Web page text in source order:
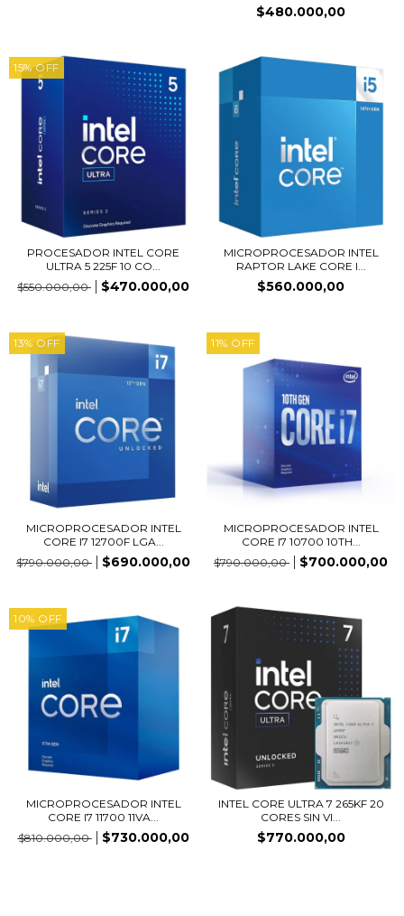
$480.000,00
15%OFF
PROCESADOR INTEL CORE
ULTRA 5 225F 10 CO...
$550.000,00
$470.000,00
MICROPROCESADOR INTEL
RAPTOR LAKE CORE I...
$560.000,00
13% OFF
MICROPROCESADOR INTEL
CORE I7 12700F LGA...
$790.000,00
$690.000,00
11% OFF
MICROPROCESADOR INTEL
CORE I7 10700 10TH...
$790.000,00
$700.000,00
10% OFF
MICROPROCESADOR INTEL
CORE I7 11700 11VA...
$810.000,00
$730.000,00
INTEL CORE ULTRA 7 265KF 20
CORES SIN VI...
$770.000,00